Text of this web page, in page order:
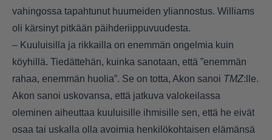
vahingossa tapahtunut huumeiden yliannostus. Williams
oli kärsinyt pitkään päihderiippuvuudesta.
– Kuuluisilla ja rikkailla on enemmän ongelmia kuin
köyhillä. Tiedättehän, kuinka sanotaan, että ”enemmän
rahaa, enemmän huolia”. Se on totta, Akon sanoi TMZ:lle.
Akon sanoi uskovansa, että jatkuva valokeilassa
oleminen aiheuttaa kuuluisille ihmisille sen, että he eivät
osaa tai uskalla olla avoimia henkilökohtaisen elämänsä